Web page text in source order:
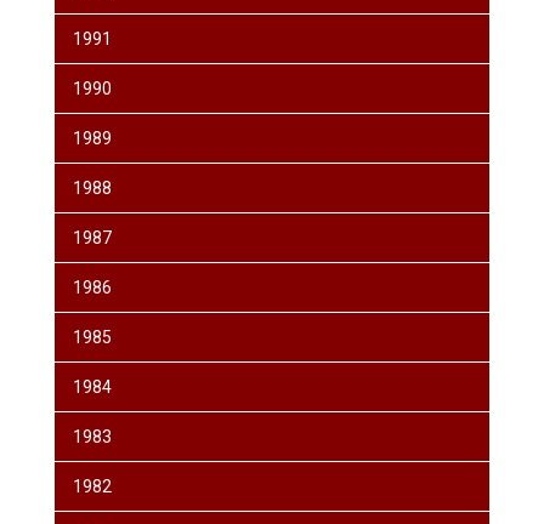
1991
1990
1989
1988
1987
1986
1985
1984
1983
1982